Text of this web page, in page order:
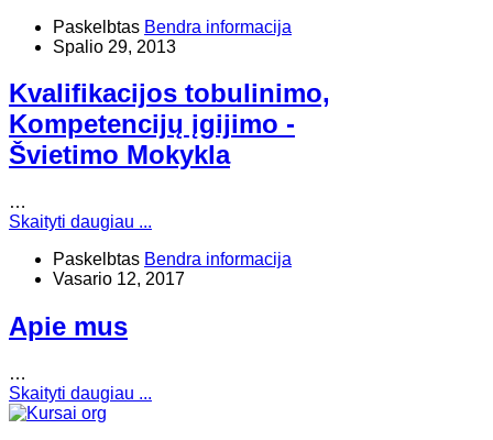
Paskelbtas Bendra informacija
Spalio 29, 2013
Kvalifikacijos tobulinimo,
Kompetencijų įgijimo -
Švietimo Mokykla
…
Skaityti daugiau ...
Paskelbtas Bendra informacija
Vasario 12, 2017
Apie mus
…
Skaityti daugiau ...